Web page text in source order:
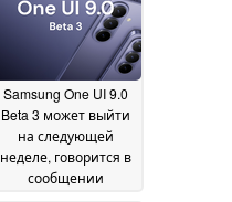
Samsung One UI 9.0
Beta 3 может выйти
на следующей
неделе, говорится в
сообщении